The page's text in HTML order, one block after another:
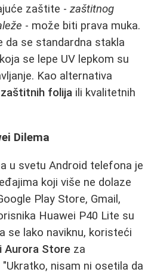
zaštite - zaštitnog
- može biti prava muka.
da se standardna stakla
se lepe UV lepkom su
Kao alternativa
zaštitnih folija ili kvalitetnih
Dilema
u svetu Android telefona je
koji više ne dolaze
Play Store, Gmail,
Huawei P40 Lite su
se lako naviknu, koristeći
Aurora Store za
nisam ni osetila da